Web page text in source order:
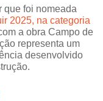
que foi nomeada
2025, na categoria
a obra Campo de
representa um
desenvolvido